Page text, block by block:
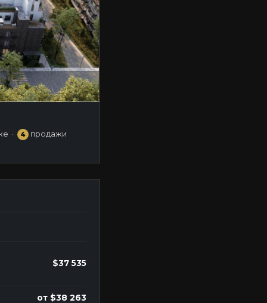
· 4 продажи
$37 535
от $38 263